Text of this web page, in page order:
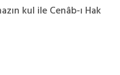
kul ile Cenâb-ı Hak